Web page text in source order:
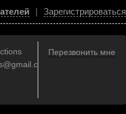
| Зарегистрироваться
Перезвонить мне